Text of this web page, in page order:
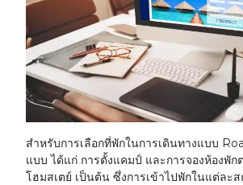
สำหรับการเลือกที่พักในการเดินทางแบบ
แบบ ได้แก่ การตั้งแคมป์ และการจองห้องพัก
โฮมสเตย์ เป็นต้น ซึ่งการเข้าไปพักในแต่ละ